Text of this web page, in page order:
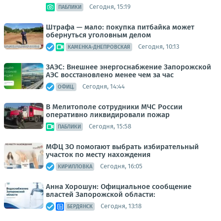
ПАБЛИКИ Сегодня, 15:19
Штрафа — мало: покупка питбайка может
обернуться уголовным делом
КАМЕНКА-ДНЕПРОВСКАЯ Сегодня, 10:13
ЗАЭС: Внешнее энергоснабжение Запорожской
АЭС восстановлено менее чем за час
ОФИЦ. Сегодня, 14:44
В Мелитополе сотрудники МЧС России
оперативно ликвидировали пожар
ПАБЛИКИ Сегодня, 15:58
МФЦ ЗО помогают выбрать избирательный
участок по месту нахождения
КИРИЛЛОВКА Сегодня, 16:05
Анна Хорошун: Официальное сообщение
властей Запорожской области:
БЕРДЯНСК Сегодня, 13:18